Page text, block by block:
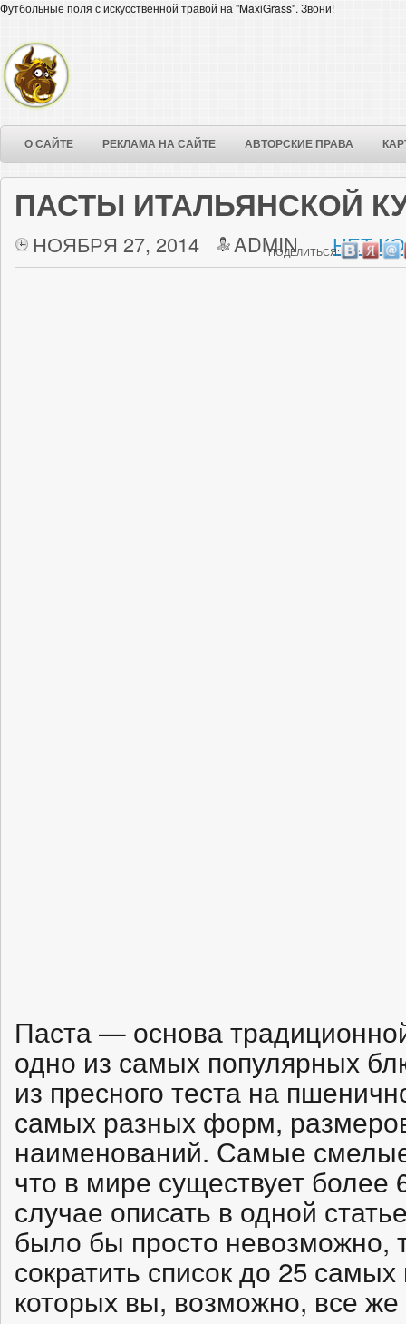
Футбольные поля с искусственной травой на "MaxiGrass". Звони!
О САЙТЕ РЕКЛАМА НА САЙТЕ АВТОРСКИЕ ПРАВА
ПАСТЫ ИТАЛЬЯНСКОЙ
НОЯБРЯ 27, 2014 ADMIN НЕТ
ПОДЕЛИТЬСЯ:
Паста — основа
одно из самых популярных
из пресного теста на
самых разных форм,
наименований. Самые
что в мире существует
случае описать в одной
было бы просто невозможно,
сократить список до 25
которых вы, возможно, все